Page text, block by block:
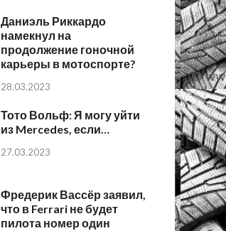
Даниэль Риккардо
намекнул на
продолжение гоночной
карьеры в мотоспорте?
28.03.2023
Тото Вольф: Я могу уйти
из Mercedes, если…
27.03.2023
Фредерик Вассёр заявил,
что в Ferrari не будет
пилота номер один